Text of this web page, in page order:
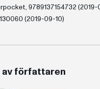
9789137154732 (2019-
(2019-09-10)
författaren